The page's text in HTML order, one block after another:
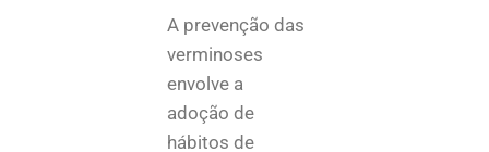
A prevenção das
verminoses
envolve a
adoção de
hábitos de